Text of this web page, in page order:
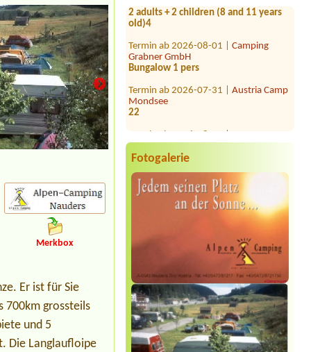
old)4
Termin ab 2026-08-01 |
Grabner GmbH
Bungalow 1 pers
Termin ab 2026-07-31 |
Mondsee
22
Termin ab 2026-08-01 |
Camping
Termin ab 2026-08-01 |Camping
Ötztal Längenfeld
1x Stellplatz für WOMO (7,5m) 2 Erw.
2 Jug. (16 J.) 1 Kind, 1 Hund,
Forellencamp
Radstadt
Stellplatz Wowa L=7,5mB=2,50 2Pers.
Termin ab 2026-08-31 |Campingplatz
Neufelder See
1×Zeltolatz für 2 Personen
Termin ab 2026-08-15 |Camping via
Claudiasee
1 Zelt 2 Personen
Fotogalerie
Lago di Resia
Merkbox
Er ist für Sie
700km grossteils
und 5
Die Langlaufloipe